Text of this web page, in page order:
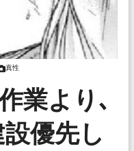
真性
業より､
優先し